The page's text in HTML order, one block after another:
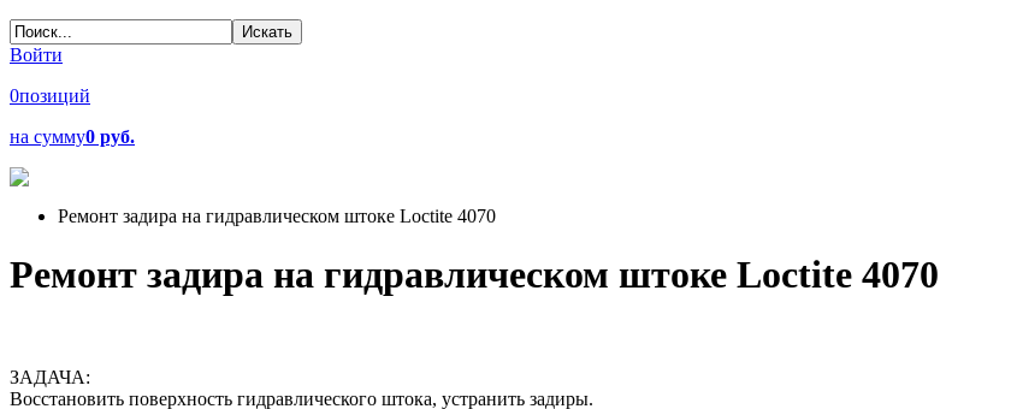
Войти
0позиций
на сумму0 руб.
Ремонт задира на гидравлическом штоке Loctite 4070
Ремонт задира на гидравлическом штоке Loctite 4070
ЗАДАЧА:
Восстановить поверхность гидравлического штока, устранить задиры.